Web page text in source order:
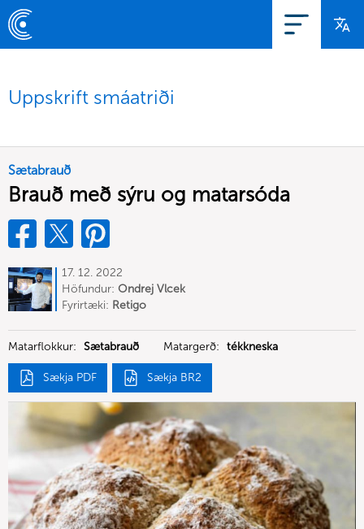
Uppskrift smáatriði
Sætabrauð
Brauð með sýru og matarsóda
17. 12. 2022
Höfundur: Ondrej Vlcek
Fyrirtæki: Retigo
Matarflokkur: Sætabrauð Matargerð: tékkneska
Sækja PDF Sækja BR2